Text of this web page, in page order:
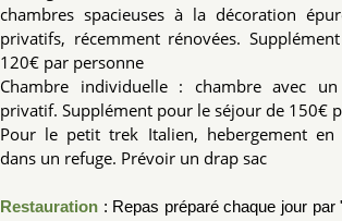
chambres spacieuses à la décoration
privatifs, récemment rénovées.
120€ par personne
Chambre individuelle : chambre avec
privatif. Supplément pour le séjour de 150€
Pour le petit trek Italien, hebergement en
dans un refuge. Prévoir un drap sac
Restauration : Repas préparé chaque jour par